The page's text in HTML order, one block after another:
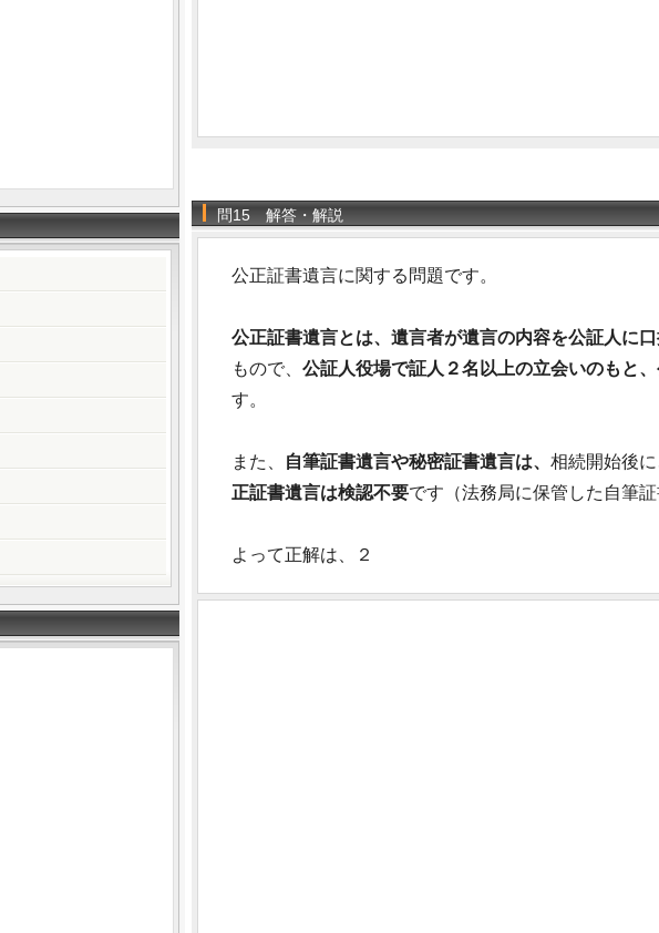
問15 解答・解説
公正証書遺言に関する問題です。
公正証書遺言とは、遺言者が遺言の内容を公証人に
もので、 公証人役場で証人２名以上の立会いのもと
す。
また、 自筆証書遺言や秘密証書遺言は、 相続開始後に
正証書遺言は検認不要です（法務局に保管した自筆証
よって正解は、２